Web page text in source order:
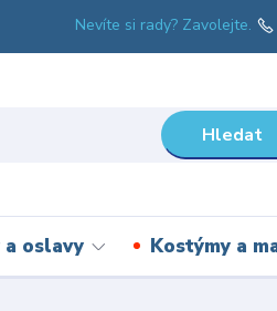
Hledat
Nevíte si rady? Zavolejte.
oslavy Kostýmy a